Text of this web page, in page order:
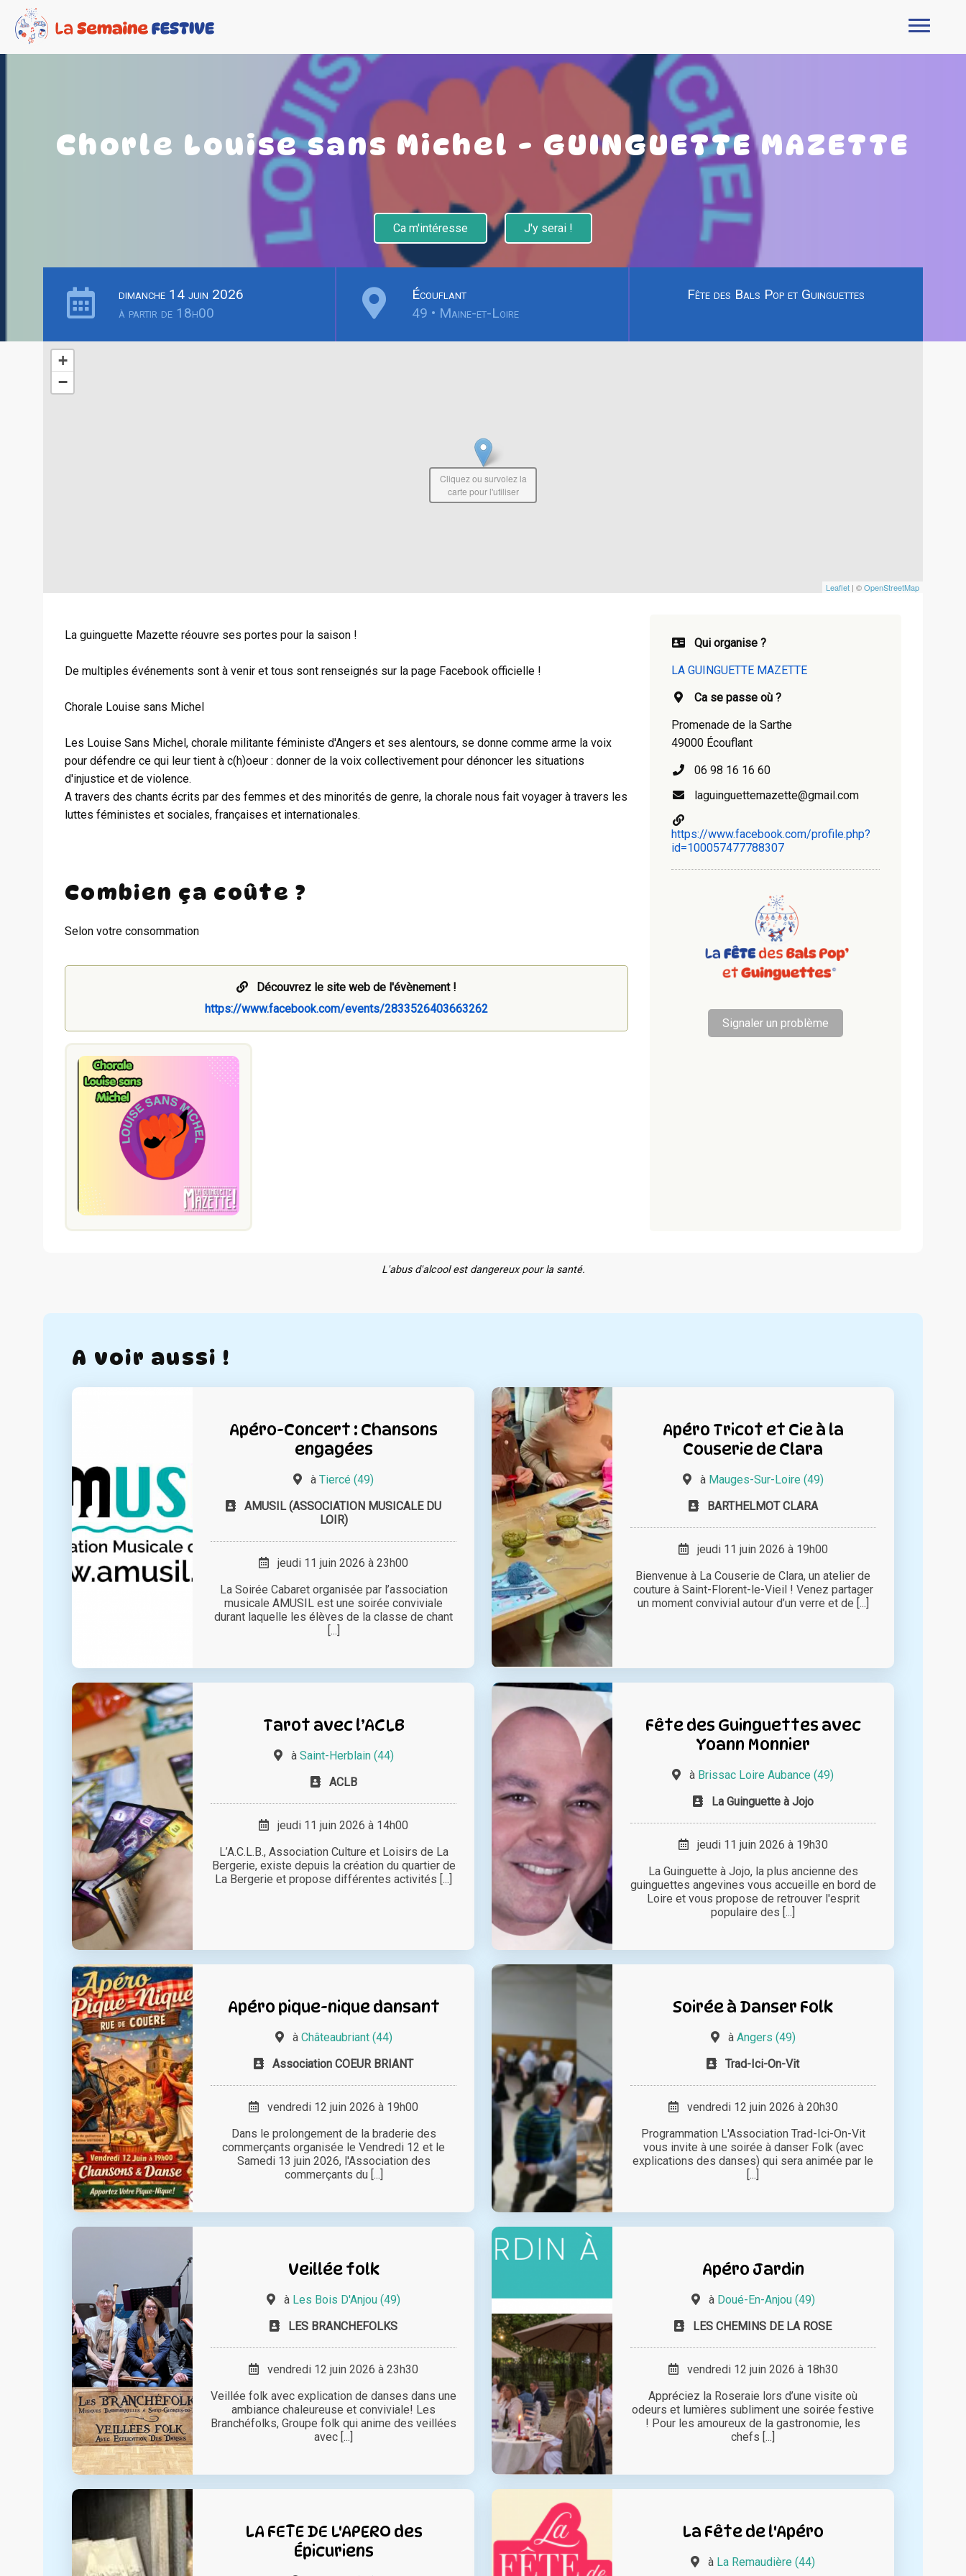
Chorle Louise sans Michel - GUINGUETTE MAZETTE
Ca m'intéresse J'y serai !
dimanche 14 juin 2026
à partir de 18h00
Écouflant
49 • Maine-et-Loire
Fête des Bals Pop et Guinguettes
+
−
Leaflet | ©OpenStreetMap
Cliquez ou survolez la
carte pour l'utiliser
La guinguette Mazette réouvre ses portes pour la saison !
De multiples événements sont à venir et tous sont renseignés sur la page Facebook officielle !
Chorale Louise sans Michel
Les Louise Sans Michel, chorale militante féministe d'Angers et ses alentours, se donne comme arme la voix
pour défendre ce qui leur tient à c(h)oeur : donner de la voix collectivement pour dénoncer les situations
d'injustice et de violence.
A travers des chants écrits par des femmes et des minorités de genre, la chorale nous fait voyager à travers les
luttes féministes et sociales, françaises et internationales.
Combien ça coûte ?
Selon votre consommation
Découvrez le site web de l'évènement !
https://www.facebook.com/events/2833526403663262
Qui organise ?
LA GUINGUETTE MAZETTE
Ca se passe où ?
Promenade de la Sarthe
49000 Écouflant
06 98 16 16 60
laguinguettemazette@gmail.com
https://www.facebook.com/profile.php?
id=100057477788307
Signaler un problème
L'abus d'alcool est dangereux pour la santé.
A voir aussi !
Apéro-Concert : Chansons
engagées
àTiercé (49)
AMUSIL (ASSOCIATION MUSICALE DU
LOIR)
jeudi 11 juin 2026 à 23h00
La Soirée Cabaret organisée par l’association
musicale AMUSIL est une soirée conviviale
durant laquelle les élèves de la classe de chant
[...]
Apéro Tricot et Cie à la
Couserie de Clara
à Mauges-Sur-Loire (49)
BARTHELMOT CLARA
jeudi 11 juin 2026 à 19h00
Bienvenue à La Couserie de Clara, un atelier de
couture à Saint-Florent-le-Vieil ! Venez partager
un moment convivial autour d’un verre et de [...]
Tarot avec l’ACLB
à Saint-Herblain (44)
ACLB
jeudi 11 juin 2026 à 14h00
L’A.C.L.B., Association Culture et Loisirs de La
Bergerie, existe depuis la création du quartier de
La Bergerie et propose différentes activités [...]
Fête des Guinguettes avec
Yoann Monnier
à Brissac Loire Aubance (49)
La Guinguette à Jojo
jeudi 11 juin 2026 à 19h30
La Guinguette à Jojo, la plus ancienne des
guinguettes angevines vous accueille en bord de
Loire et vous propose de retrouver l'esprit
populaire des [...]
Apéro pique-nique dansant
à Châteaubriant (44)
Association COEUR BRIANT
vendredi 12 juin 2026 à 19h00
Dans le prolongement de la braderie des
commerçants organisée le Vendredi 12 et le
Samedi 13 juin 2026, l'Association des
commerçants du [...]
Soirée à Danser Folk
à Angers (49)
Trad-Ici-On-Vit
vendredi 12 juin 2026 à 20h30
Programmation L'Association Trad-Ici-On-Vit
vous invite à une soirée à danser Folk (avec
explications des danses) qui sera animée par le
[...]
Veillée folk
à Les Bois D'Anjou (49)
LES BRANCHEFOLKS
vendredi 12 juin 2026 à 23h30
Veillée folk avec explication de danses dans une
ambiance chaleureuse et conviviale! Les
Branchéfolks, Groupe folk qui anime des veillées
avec [...]
Apéro Jardin
à Doué-En-Anjou (49)
LES CHEMINS DE LA ROSE
vendredi 12 juin 2026 à 18h30
Appréciez la Roseraie lors d’une visite où
odeurs et lumières subliment une soirée festive
! Pour les amoureux de la gastronomie, les
chefs [...]
LA FETE DE L'APERO des
Épicuriens
La Fête de l'Apéro
à La Remaudière (44)